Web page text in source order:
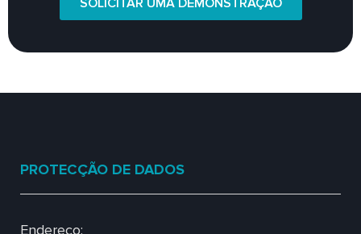
SOLICITAR UMA DEMONSTRAÇÃO
PROTECÇÃO DE DADOS
Endereço: